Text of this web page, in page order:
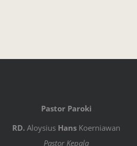
Pastor Paroki
RD. Aloysius Hans Koerniawan
Pastor Kepala